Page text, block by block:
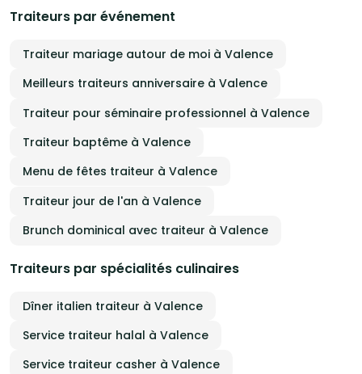
Traiteurs par événement
Traiteur mariage autour de moi à Valence
Meilleurs traiteurs anniversaire à Valence
Traiteur pour séminaire professionnel à Valence
Traiteur baptême à Valence
Menu de fêtes traiteur à Valence
Traiteur jour de l'an à Valence
Brunch dominical avec traiteur à Valence
Traiteurs par spécialités culinaires
Dîner italien traiteur à Valence
Service traiteur halal à Valence
Service traiteur casher à Valence